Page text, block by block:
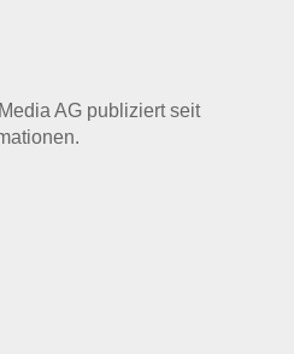
AG publiziert seit